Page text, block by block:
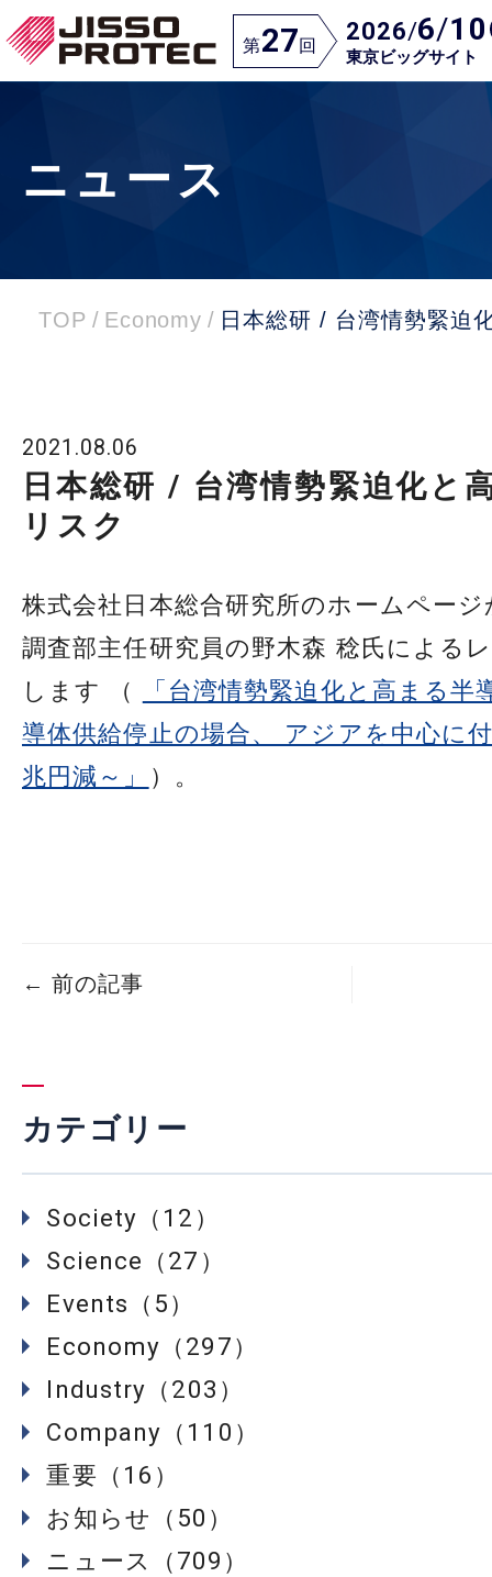
第27回 2026/6/10
東京ビッグサイト
ニュース
TOP / Economy / 日本総研 / 台湾情勢緊迫
2021.08.06
日本総研 / 台湾情勢緊迫化と
リスク
株式会社日本総合研究所のホームペー
調査部主任研究員の野木森 稔氏による
します （
「台湾情勢緊迫化と高まる半
導体供給停止の場合、 アジアを中心に
兆円減～」
）。
← 前の記事
カテゴリー
Society（12）
Science（27）
Events（5）
Economy（297）
Industry（203）
Company（110）
重要（16）
お知らせ（50）
ニュース（709）